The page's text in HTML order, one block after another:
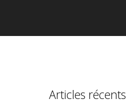
Articles récents